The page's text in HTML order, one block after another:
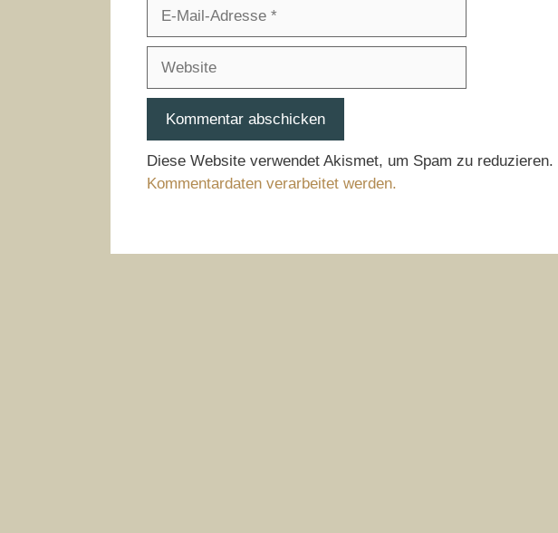
Adresse
Diese Website verwendet Akismet, um Spam zu reduzieren.
Kommentardaten verarbeitet werden.